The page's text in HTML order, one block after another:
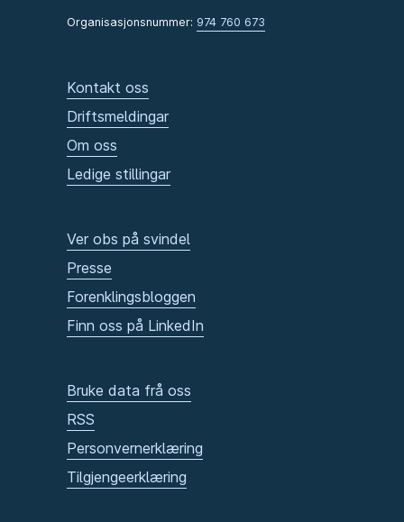
Organisasjonsnummer: 974 760 673
Kontakt oss
Driftsmeldingar
Om oss
Ledige stillingar
Ver obs på svindel
Presse
Forenklingsbloggen
Finn oss på LinkedIn
Bruke data frå oss
RSS
Personvernerklæring
Tilgjengeerklæring